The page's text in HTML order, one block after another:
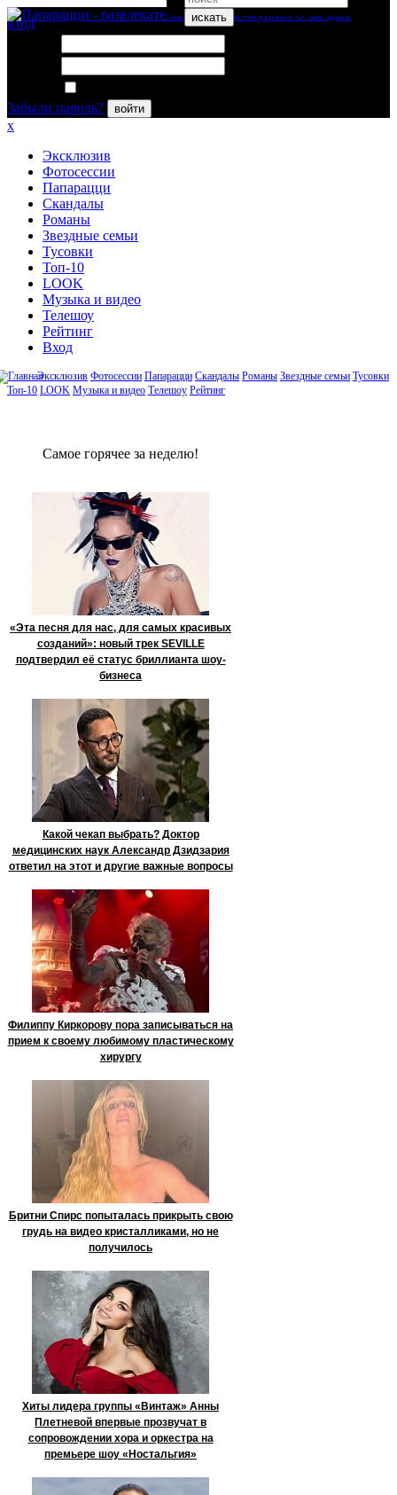
искать
вход
Забыли пароль?
войти
x
Эксклюзив
Фотосессии
Папарацци
Скандалы
Романы
Звездные семьи
Тусовки
Топ-10
LOOK
Музыка и видео
Телешоу
Рейтинг
Вход
Эксклюзив Фотосессии Папарацци Скандалы Романы Звездные семьи Тусовки
Топ-10 LOOK Музыка и видео Телешоу Рейтинг
Сaмое гoрячее за неделю!
«Эта песня для нас, для самых красивых
созданий»: новый трек SEVILLE
подтвердил её статус бриллианта шоу-
бизнеса
Какой чекап выбрать? Доктор
медицинских наук Александр Дзидзария
ответил на этот и другие важные вопросы
Филиппу Киркорову пора записываться на
прием к своему любимому пластическому
хирургу
Бритни Спирс попыталась прикрыть свою
грудь на видео кристалликами, но не
получилось
Хиты лидера группы «Винтаж» Анны
Плетневой впервые прозвучат в
сопровождении хора и оркестра на
премьере шоу «Ностальгия»